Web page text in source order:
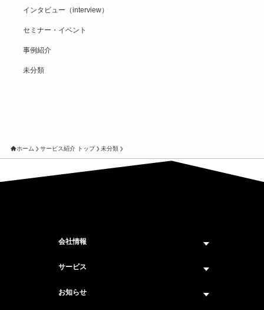
インタビュー（interview）
セミナー・イベント
事例紹介
未分類
ホーム サービス紹介 トップ 未分類
会社情報
企業情報トップ
サービス
サービス紹介 トップ
お知らせ